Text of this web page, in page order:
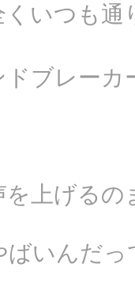
いつも通
ブレーカ
上げるの
いんだっ